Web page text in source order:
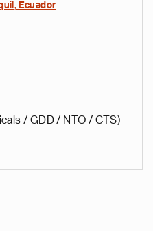
Ecuador
/ GDD / NTO / CTS)